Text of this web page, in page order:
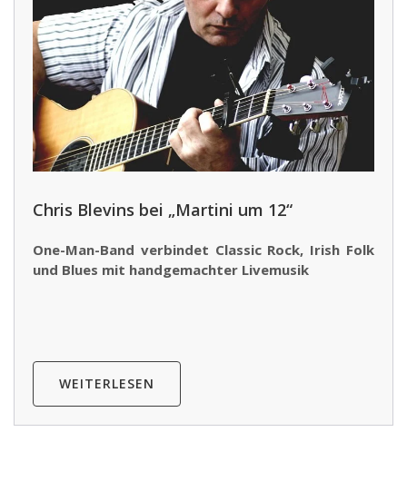
Chris Blevins bei „Martini um 12“
One-Man-Band verbindet Classic Rock, Irish Folk
und Blues mit handgemachter Livemusik
WEITERLESEN